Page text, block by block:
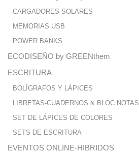
CARGADORES SOLARES
MEMORIAS USB
POWER BANKS
ECODISEÑO by GREENthem
ESCRITURA
BOLÍGRAFOS Y LÁPICES
LIBRETAS-CUADERNOS & BLOC NOTAS
SET DE LÁPICES DE COLORES
SETS DE ESCRITURA
EVENTOS ONLINE-HIBRIDOS